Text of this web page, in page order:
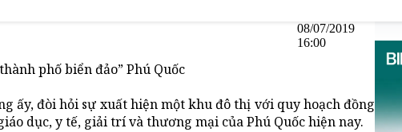
08/07/2019
16:00
phố biển đảo” Phú Quốc
ấy, đòi hỏi sự xuất hiện một khu đô thị với quy hoạch đồng
dục, y tế, giải trí và thương mại của Phú Quốc hiện nay.